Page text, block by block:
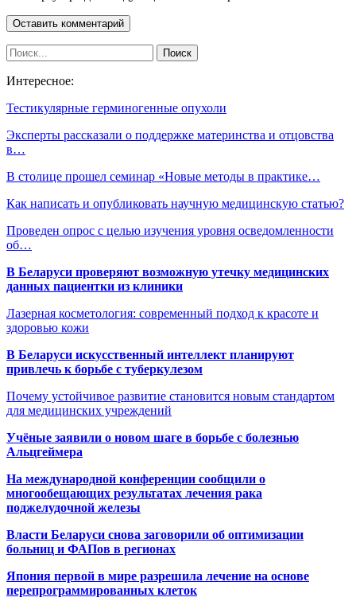
Интересное:
Тестикулярные герминогенные опухоли
Эксперты рассказали о поддержке материнства и отцовства
в…
В столице прошел семинар «Новые методы в практике…
Как написать и опубликовать научную медицинскую статью?
Проведен опрос с целью изучения уровня осведомленности
об…
В Беларуси проверяют возможную утечку медицинских
данных пациентки из клиники
Лазерная косметология: современный подход к красоте и
здоровью кожи
В Беларуси искусственный интеллект планируют
привлечь к борьбе с туберкулезом
Почему устойчивое развитие становится новым стандартом
для медицинских учреждений
Учёные заявили о новом шаге в борьбе с болезнью
Альцгеймера
На международной конференции сообщили о
многообещающих результатах лечения рака
поджелудочной железы
Власти Беларуси снова заговорили об оптимизации
больниц и ФАПов в регионах
Япония первой в мире разрешила лечение на основе
перепрограммированных клеток